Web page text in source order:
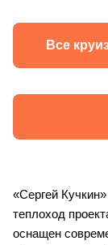
Все
«Сергей
теплоход
оснащен